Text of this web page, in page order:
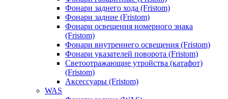
Фонари заднего хода (Fristom)
Фонари задние (Fristom)
Фонари освещения номерного знака
(Fristom)
Фонари внутреннего освещения (Fristom)
Фонари указателей поворота (Fristom)
Светоотражающие утройства (катафот)
(Fristom)
Аксессуары (Fristom)
WAS